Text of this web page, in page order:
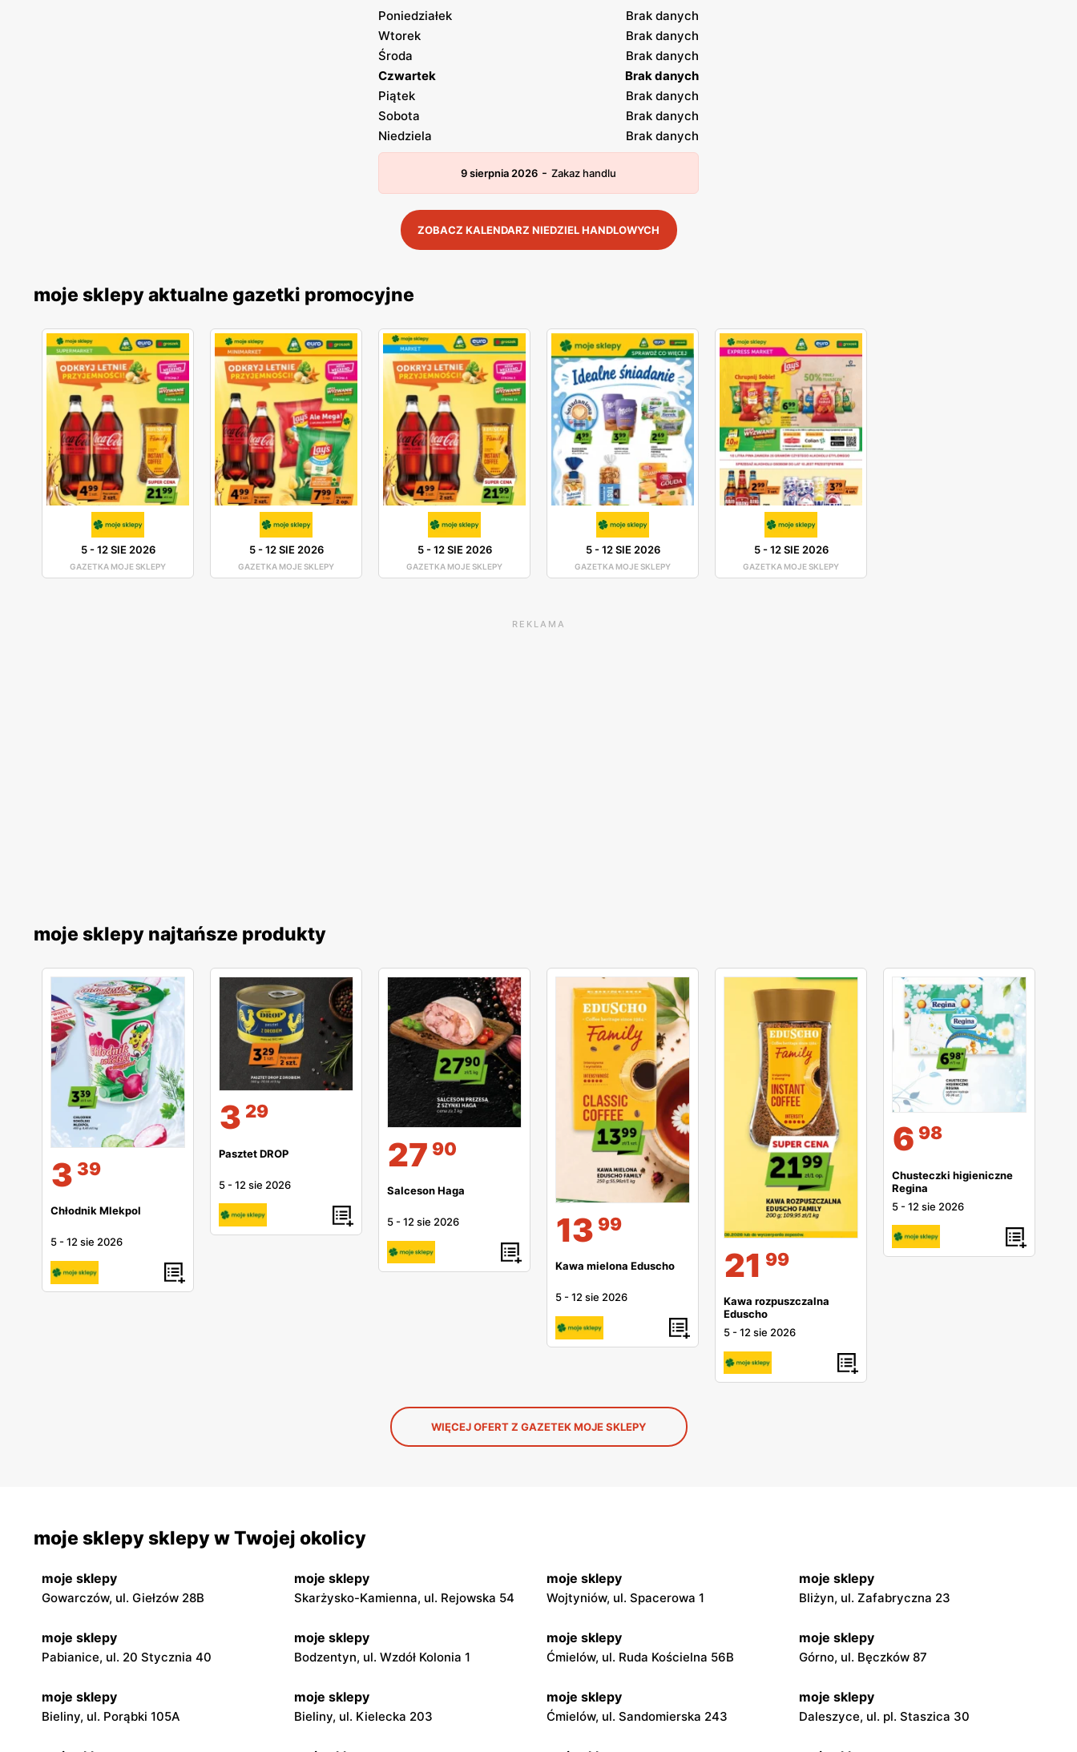
Poniedziałek
Brak danych
Wtorek
Brak danych
Środa
Brak danych
Czwartek
Brak danych
Piątek
Brak danych
Sobota
Brak danych
Niedziela
Brak danych
9 sierpnia 2026 - Zakaz handlu
ZOBACZ KALENDARZ NIEDZIEL HANDLOWYCH
moje sklepy aktualne gazetki promocyjne
5-12 SIE 2026
GAZETKA MOJE SKLEPY
5-12 SIE 2026
GAZETKA MOJE SKLEPY
5-12 SIE 2026
GAZETKA MOJE SKLEPY
5-12 SIE 2026
GAZETKA MOJE SKLEPY
5-12 SIE 2026
GAZETKA MOJE SKLEPY
REKLAMA
moje sklepy najtańsze produkty
3 39
Chłodnik Mlekpol
5 -12 sie 2026
3 29
Pasztet DROP
5 -12 sie 2026
27 90
Salceson Haga
5 -12 sie 2026 13 99
Kawa mielona Eduscho
5 -12 sie 2026
21 99
Kawa rozpuszczalna
Eduscho
5 -12 sie 2026
6 98
Chusteczki higieniczne
Regina
5 -12 sie 2026
WIĘCEJ OFERT Z GAZETEK MOJE SKLEPY
moje sklepy sklepy w Twojej okolicy
moje sklepy
Gowarczów, ul. Giełzów 28B
moje sklepy
Skarżysko-Kamienna, ul. Rejowska 54
moje sklepy
Wojtyniów, ul. Spacerowa 1
moje sklepy
Bliżyn, ul. Zafabryczna 23
moje sklepy
Pabianice, ul. 20 Stycznia 40
moje sklepy
Bodzentyn, ul. Wzdół Kolonia 1
moje sklepy
Ćmielów, ul. Ruda Kościelna 56B
moje sklepy
Górno, ul. Bęczków 87
moje sklepy
Bieliny, ul. Porąbki 105A
moje sklepy
Bieliny, ul. Kielecka 203
moje sklepy
Ćmielów, ul. Sandomierska 243
moje sklepy
Daleszyce, ul. pl. Staszica 30